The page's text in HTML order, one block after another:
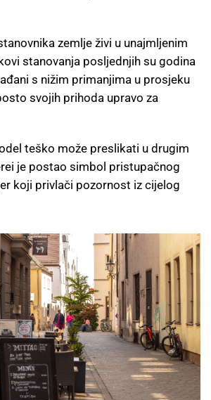
zemlje živi u unajmljenim
stanovanja posljednjih su godina
s nižim primanjima u prosjeku
svojih prihoda upravo za
teško može preslikati u drugim
je postao simbol pristupačnog
koji privlači pozornost iz cijelog